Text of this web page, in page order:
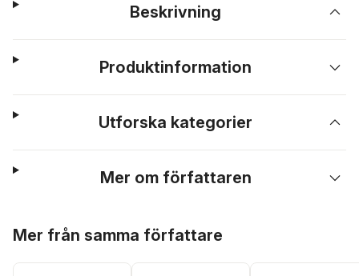
Beskrivning
Produktinformation
Utforska kategorier
Mer om författaren
Mer från samma författare